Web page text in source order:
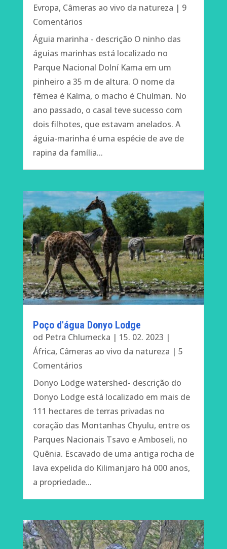
Evropa, Câmeras ao vivo da natureza | 9
Comentários
Águia marinha - descrição O ninho das
águias marinhas está localizado no
Parque Nacional Dolní Kama em um
pinheiro a 35 m de altura. O nome da
fêmea é Kalma, o macho é Chulman. No
ano passado, o casal teve sucesso com
dois filhotes, que estavam anelados. A
águia-marinha é uma espécie de ave de
rapina da família...
Poço d'água Donyo Lodge
od Petra Chlumecka | 15. 02. 2023 |
África, Câmeras ao vivo da natureza | 5
Comentários
Donyo Lodge watershed- descrição do
Donyo Lodge está localizado em mais de
111 hectares de terras privadas no
coração das Montanhas Chyulu, entre os
Parques Nacionais Tsavo e Amboseli, no
Quênia. Escavado de uma antiga rocha de
lava expelida do Kilimanjaro há 000 anos,
a propriedade...
Odeslat